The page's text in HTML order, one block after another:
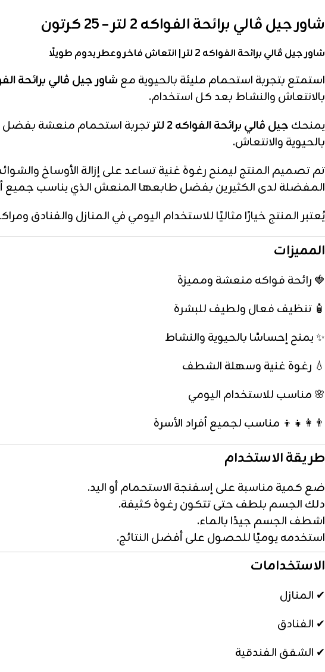
شاور جيل ڤالي برائحة الفواكه 2 لتر – 25 كرتون
شاور جيل ڤالي برائحة الفواكه 2 لتر | انتعاش فاخر وعطر يدوم طويلًا
استمتع بتجربة استحمام مليئة بالحيوية مع شاور جيل ڤالي برائحة
بالانتعاش والنشاط بعد كل استخدام.
يمنحك جيل ڤالي برائحة الفواكه 2 لتر
تجربة استحمام منعشة بفضل
بالحيوية والانتعاش.
تم تصميم المنتج ليمنح رغوة غنية تساعد على إزالة الأوساخ
المفضلة لدى الكثيرين بفضل طابعها المنعش الذي يناسب جميع
يُعتبر المنتج خيارًا مثاليًا للاستخدام اليومي في المنازل والفنادق
المميزات
🍓 رائحة فواكه منعشة ومميزة
🧴 تنظيف فعال ولطيف للبشرة
✨ يمنح إحساسًا بالحيوية والنشاط
💧 رغوة غنية وسهلة الشطف
🌸 مناسب للاستخدام اليومي
👨‍👩‍👧‍👦 مناسب لجميع أفراد الأسرة
طريقة الاستخدام
ضع كمية مناسبة على إسفنجة الاستحمام أو اليد.
دلك الجسم بلطف حتى تتكون رغوة كثيفة.
اشطف الجسم جيدًا بالماء.
استخدمه يوميًا للحصول على أفضل النتائج.
الاستخدامات
✔ المنازل
✔ الفنادق
✔ الشقق الفندقية